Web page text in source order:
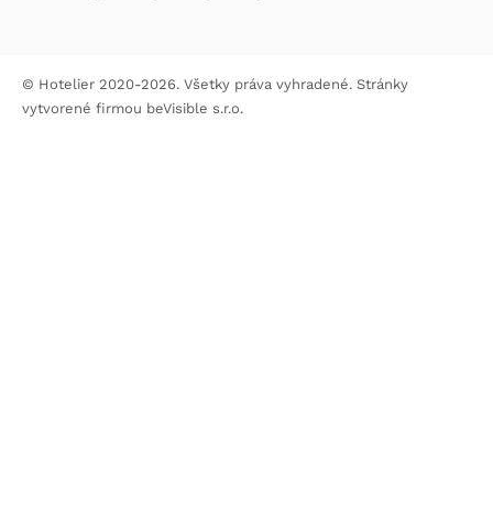
© Hotelier 2020-2026. Všetky práva vyhradené. Stránky
vytvorené firmou beVisible s.r.o.